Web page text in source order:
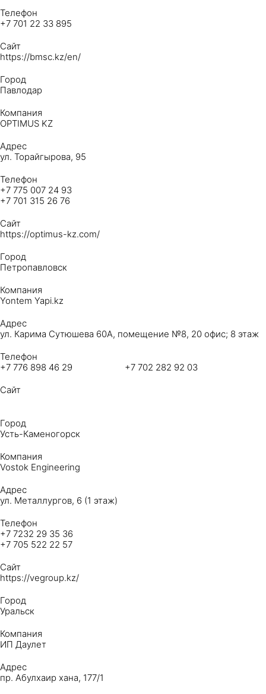
Телефон
+7 701 22 33 895
Сайт
https://bmsc.kz/en/
Город
Павлодар
Компания
OPTIMUS KZ
Адрес
ул. Торайгырова, 95
Телефон
+7 775 007 24 93
+7 701 315 26 76
Сайт
https://optimus-kz.com/
Город
Петропавловск
Компания
Yontem Yapi.kz
Адрес
ул. Карима Сутюшева 60​А, помещение №8, 20 офис; 8 этаж
Телефон
+7 776 898 46 29 +7 702 282 92 03
Сайт
Город
Усть-Каменогорск
Компания
Vostok Engineering
Адрес
ул. Металлургов, 6 (1 этаж)
Телефон
+7 7232 29 35 36
+7 705 522 22 57
Сайт
https://vegroup.kz/
Город
Уральск
Компания
ИП Даулет
Адрес
пр. Абулхаир хана, 177/1